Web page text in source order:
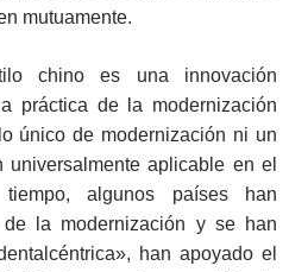
mutuamente.
chino es una innovación
práctica de la modernización
único de modernización ni un
universalmente aplicable en el
algunos países han
la modernización y se han
han apoyado el